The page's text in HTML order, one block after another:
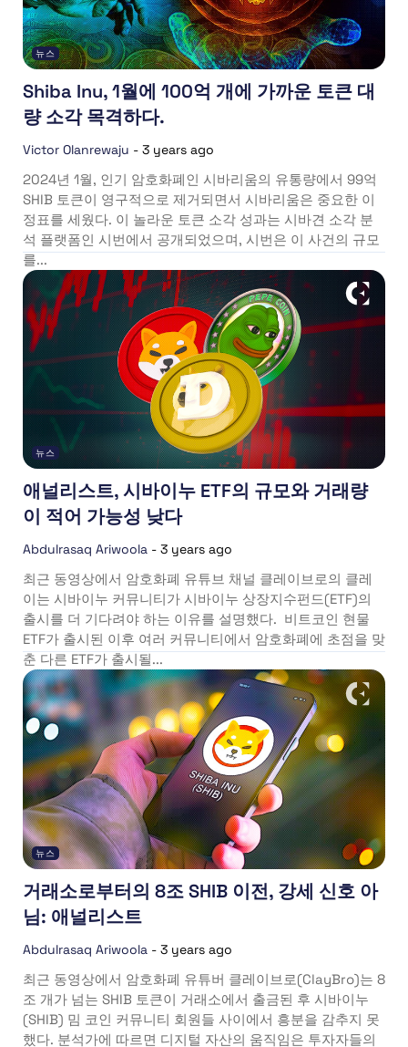
뉴스
Shiba Inu, 1월에 100억 개에 가까운 토큰 대
량 소각 목격하다.
Victor Olanrewaju - 3 years ago
2024년 1월, 인기 암호화폐인 시바리움의 유통량에서 99억
SHIB 토큰이 영구적으로 제거되면서 시바리움은 중요한 이
정표를 세웠다. 이 놀라운 토큰 소각 성과는 시바견 소각 분
석 플랫폼인 시번에서 공개되었으며, 시번은 이 사건의 규모
를...
뉴스
애널리스트, 시바이누 ETF의 규모와 거래량
이 적어 가능성 낮다
Abdulrasaq Ariwoola - 3 years ago
최근 동영상에서 암호화폐 유튜브 채널 클레이브로의 클레
이는 시바이누 커뮤니티가 시바이누 상장지수펀드(ETF)의
출시를 더 기다려야 하는 이유를 설명했다. 비트코인 현물
ETF가 출시된 이후 여러 커뮤니티에서 암호화폐에 초점을 맞
춘 다른 ETF가 출시될...
뉴스
거래소로부터의 8조 SHIB 이전, 강세 신호 아
님: 애널리스트
Abdulrasaq Ariwoola - 3 years ago
최근 동영상에서 암호화폐 유튜버 클레이브로(ClayBro)는 8
조 개가 넘는 SHIB 토큰이 거래소에서 출금된 후 시바이누
(SHIB) 밈 코인 커뮤니티 회원들 사이에서 흥분을 감추지 못
했다. 분석가에 따르면 디지털 자산의 움직임은 투자자들의